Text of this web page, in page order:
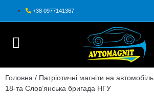
+38 0977141367
Головна / Патріотичні магніти на автомобіль
18-та Слов’янська бригада НГУ